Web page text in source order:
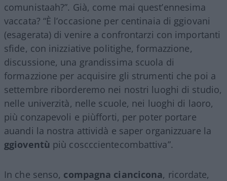
comunistaah?”. Già, come mai quest’ennesima
vaccata? “È l’occasione per centinaia di ggiovani
(esagerata) di venire a confrontarzi con importanti
sfide, con inizziative politighe, formazzione,
discussione, una grandissima scuola di
formazzione per acquisire gli strumenti che poi a
settembre riborderemo nei nostri luoghi di studio,
nelle univerzità, nelle scuole, nei luoghi di laoro,
più conzapevoli e piùfforti, per poter portare
auandi la nostra attividà e saper organizzuare la
ggioventù più coscccientecombattiva”.
In che senso, compagna ciancicona, ricordate,